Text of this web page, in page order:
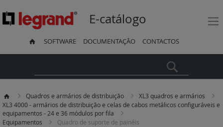
E-catálogo
SOFTWARE DOCUMENTAÇÃO CONTACTOS
Quadros e armários de distribuição
XL3 quadros e armários
XL3 4000 - armários de distribuição e celas de cabos metálicos configuráveis e
equipamentos - 24 e 36 módulos por fila
Equipamentos
Quadro de suporte de painéis